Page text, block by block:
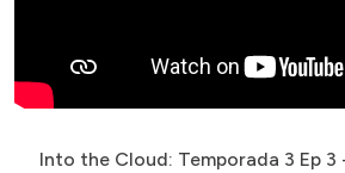
Into the Cloud: Temporada 3 Ep 3